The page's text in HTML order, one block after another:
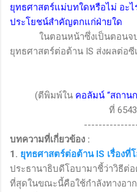
ยุทธศาสตร์แม่บทใดหรือไม่ อะ
ประโยชน์สำคัญตกแก่ฝ่ายใด
ในตอนหน้าซึ่งเป็นตอนจบข
ยุทธศาสตร์ต่อต้าน IS ส่งผลต่อซี
(ตีพิมพ์ใน คอลัมน์ “สถาน
ที่ 6543
บทความที่เกี่ยวข้อง :
1. ยุทธศาสตร์ต่อต้าน IS เรื่อง
ประธานาธิบดีโอบามาชี้ว่าวิธีต่
ที่สุดในขณะนี้คือใช้กำลังทางอ